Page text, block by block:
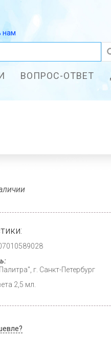
нам
ВОПРОС-ОТВЕТ
г. Санкт-Петербург
2,5 мл.